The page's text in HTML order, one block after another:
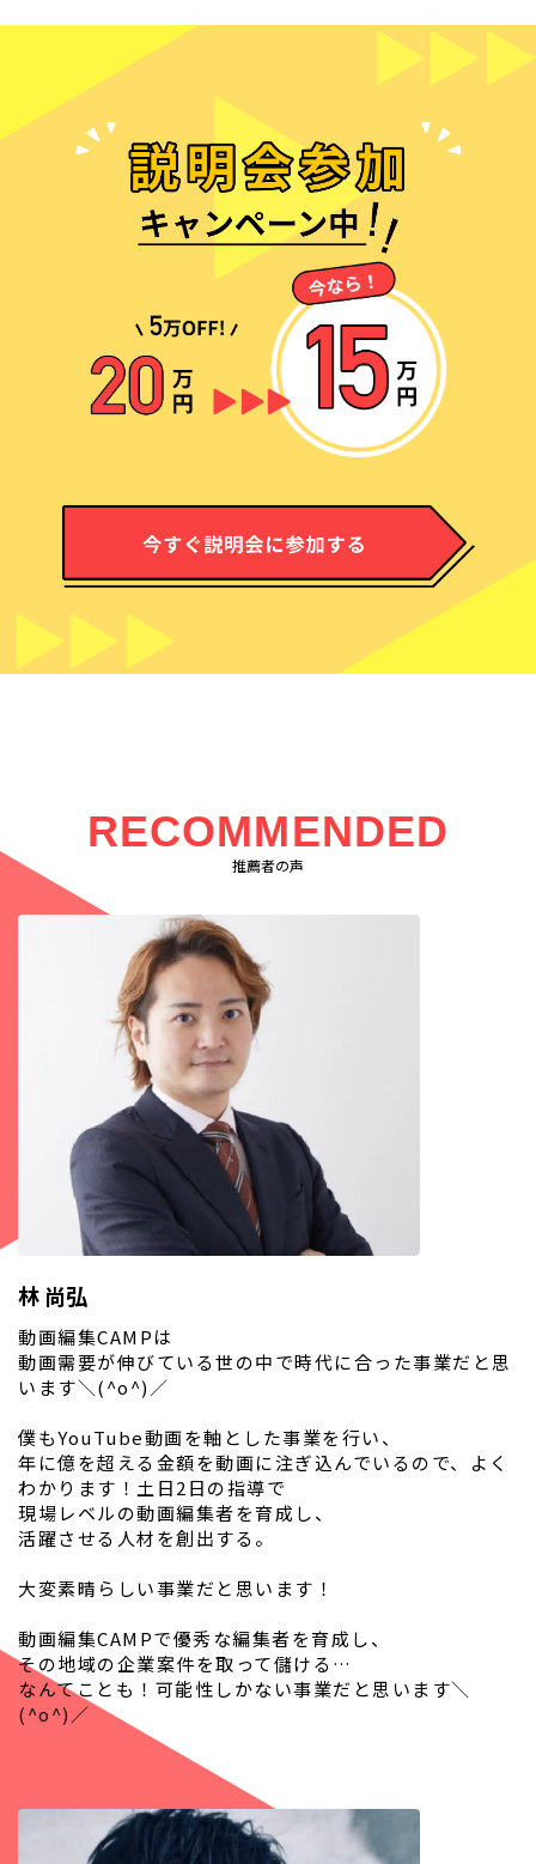
RECOMMENDED
推薦者の声
林 尚弘
動画編集CAMPは
動画需要が伸びている世の中で時代に合った事業だと思
います＼(^o^)／
僕もYouTube動画を軸とした事業を行い、
年に億を超える金額を動画に注ぎ込んでいるので、よく
わかります！土日2日の指導で
現場レベルの動画編集者を育成し、
活躍させる人材を創出する。
大変素晴らしい事業だと思います！
動画編集CAMPで優秀な編集者を育成し、
その地域の企業案件を取って儲ける…
なんてことも！可能性しかない事業だと思います＼
(^o^)／